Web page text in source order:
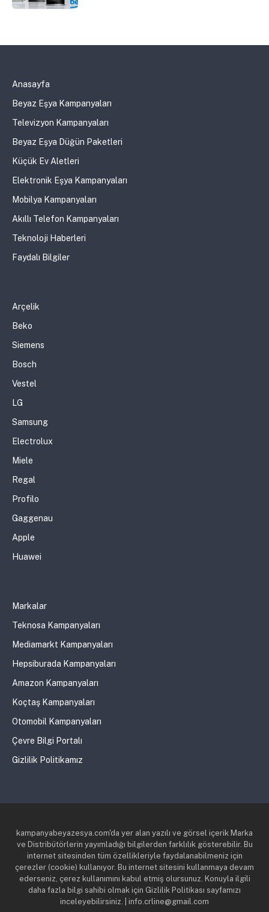
Anasayfa
Beyaz Eşya Kampanyaları
Televizyon Kampanyaları
Beyaz Eşya Düğün Paketleri
Küçük Ev Aletleri
Elektronik Eşya Kampanyaları
Mobilya Kampanyaları
Akıllı Telefon Kampanyaları
Teknoloji Haberleri
Faydalı Bilgiler
Arçelik
Beko
Siemens
Bosch
Vestel
LG
Samsung
Electrolux
Miele
Regal
Profilo
Gaggenau
Apple
Huawei
Markalar
Teknosa Kampanyaları
Mediamarkt Kampanyaları
Hepsiburada Kampanyaları
Amazon Kampanyaları
Koçtaş Kampanyaları
Otomobil Kampanyaları
Çevre Bilgi Portalı
Gizlilik Politikamız
kampanyabeyazesya.com'da yer alan yazılı ve görsel içerik Marka
ve Distribütörlerin yayımladığı bilgilerden farklılık gösterebilir. Bu
internet sitesinden tüm özellikleriyle faydalanabilmeniz için
çerezler (cookie) kullanıyor. Bu internet sitesini kullanmaya devam
ederseniz, çerez kullanımını kabul etmiş olursunuz. Konuyla ilgili
daha fazla bilgi sahibi olmak için Gizlilik Politikası sayfamızı
inceleyebilirsiniz. | info.crline@gmail.com